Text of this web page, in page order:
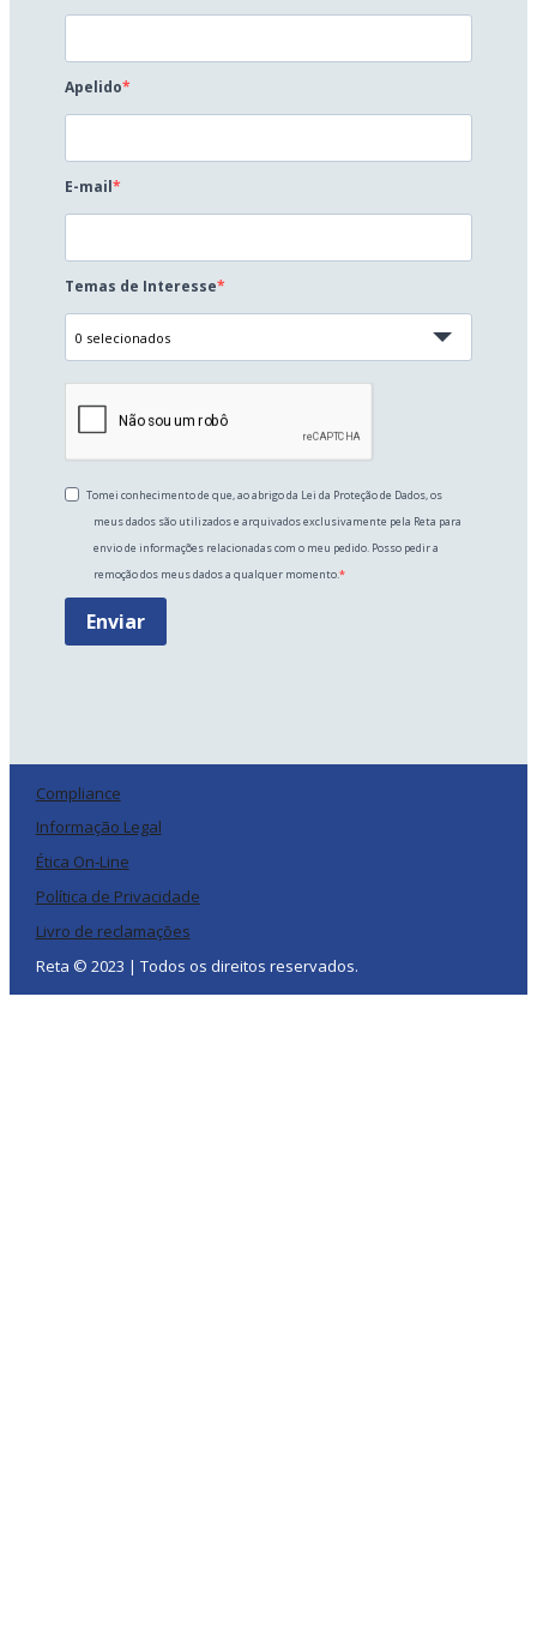
Apelido
E-mail
Temas de Interesse
0 selecionados
Tomei conhecimento de que, ao abrigo da Lei da Proteção de Dados, os
meus dados são utilizados e arquivados exclusivamente pela Reta para
envio de informações relacionadas com o meu pedido. Posso pedir a
remoção dos meus dados a qualquer momento.
Enviar
Compliance
Informação Legal
Ética On-Line
Política de Privacidade
Livro de reclamações
Reta © 2023 | Todos os direitos reservados.